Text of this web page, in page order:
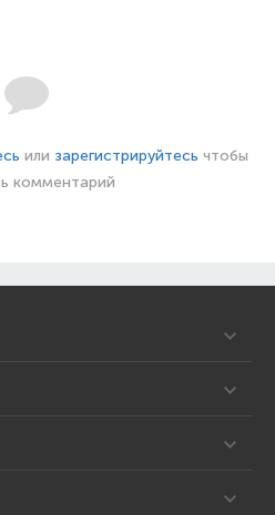
или зарегистрируйтесь чтобы
комментарий